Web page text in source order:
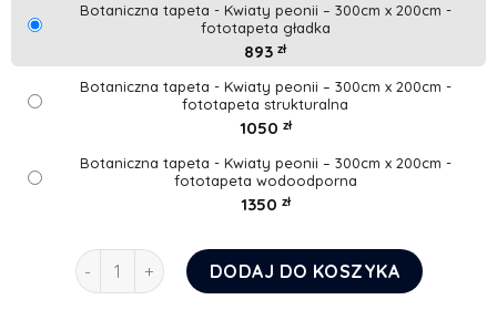
Botaniczna tapeta - Kwiaty peonii – 300cm x 200cm -
fototapeta gładka
893 zł
Botaniczna tapeta - Kwiaty peonii – 300cm x 200cm -
fototapeta strukturalna
1050 zł
Botaniczna tapeta - Kwiaty peonii – 300cm x 200cm -
fototapeta wodoodporna
1350 zł
ilość Botaniczna tapeta - Kwiaty peonii
DODAJ DO KOSZYKA